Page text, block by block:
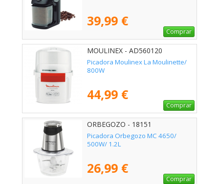
39,99 €
Comprar
MOULINEX - AD560120
Picadora Moulinex La Moulinette/
800W
44,99 €
Comprar
ORBEGOZO - 18151
Picadora Orbegozo MC 4650/
500W/ 1.2L
26,99 €
Comprar